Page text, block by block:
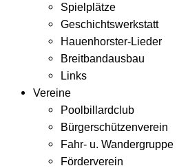
Spielplätze
Geschichtswerkstatt
Hauenhorster-Lieder
Breitbandausbau
Links
Vereine
Poolbillardclub
Bürgerschützenverein
Fahr- u. Wandergruppe
Förderverein